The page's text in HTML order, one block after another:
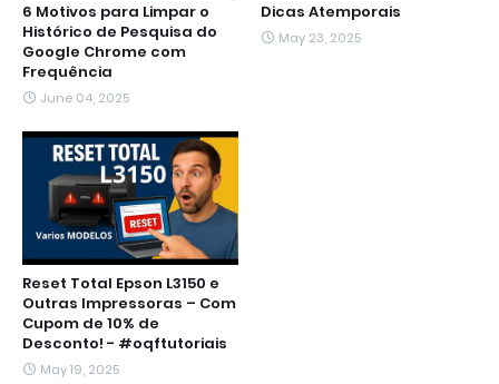
6 Motivos para Limpar o
Histórico de Pesquisa do
Google Chrome com
Frequência
June 04, 2025
Dicas Atemporais
May 23, 2025
Reset Total Epson L3150 e
Outras Impressoras – Com
Cupom de 10% de
Desconto! - #oqftutoriais
May 19, 2025